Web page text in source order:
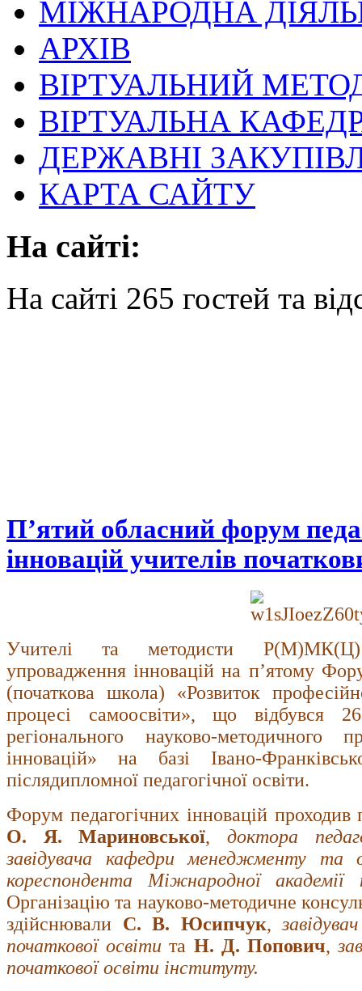
МІЖНАРОДНА
АРХІВ
ВІРТУАЛЬНИЙ
ВІРТУАЛЬНА
ДЕРЖАВНІ
КАРТА САЙТУ
На сайті:
На сайті 265 гостей та
П’ятий обласний форум
інновацій учителів
Учителі та методисти Р(М)МК(Ц)
упровадження інновацій на п’ятому
(початкова школа) «Розвиток
процесі самоосвіти», що відбувся
регіонального науково-методичного
інновацій» на базі Івано-
післядипломної педагогічної освіти.
Форум педагогічних інновацій проходив
О. Я. Мариновської,доктора
завідувача кафедри менеджменту та
кореспондента Міжнародної академії
Організацію та науково-методичне
здійснювали С. В. Юсипчук,
початкової освіти та Н. Д. Попович,
початкової освіти інституту.